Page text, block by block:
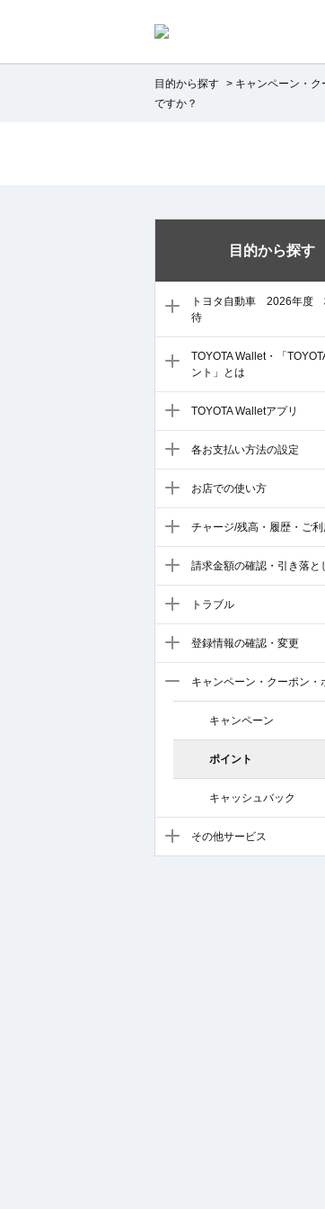
目的から探す > キャンペーン・ク
ですか？
目的から探す
トヨタ自動車 2026年度
待
TOYOTA Wallet・「
ント」とは
TOYOTA Walletアプリ
各お支払い方法の設定
お店での使い方
チャージ/残高・履歴・ご
請求金額の確認・引き落と
トラブル
登録情報の確認・変更
キャンペーン・クーポン・
キャンペーン
ポイント
キャッシュバック
その他サービス